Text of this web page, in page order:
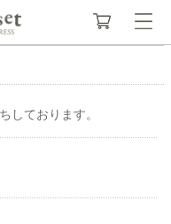
しております。